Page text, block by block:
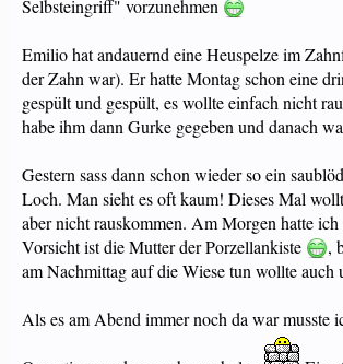
Selbsteingriff" vorzunehmen
Emilio hat andauernd eine Heuspelze im
der Zahn war). Er hatte Montag schon eine
gespült und gespült, es wollte einfach nicht
habe ihm dann Gurke gegeben und danach
Gestern sass dann schon wieder so ein
Loch. Man sieht es oft kaum! Dieses Mal
aber nicht rauskommen. Am Morgen hatte
Vorsicht ist die Mutter der Porzellankiste
,
am Nachmittag auf die Wiese tun wollte auch
Als es am Abend immer noch da war musste